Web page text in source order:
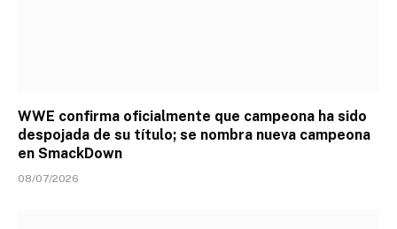
WWE confirma oficialmente que campeona ha sido
despojada de su título; se nombra nueva campeona
en SmackDown
08/07/2026